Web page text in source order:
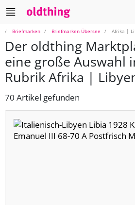
Briefmarken Briefmarken Übersee Afrika |
Der oldthing
eine große Auswahl
Rubrik Afrika |
70 Artikel gefunden